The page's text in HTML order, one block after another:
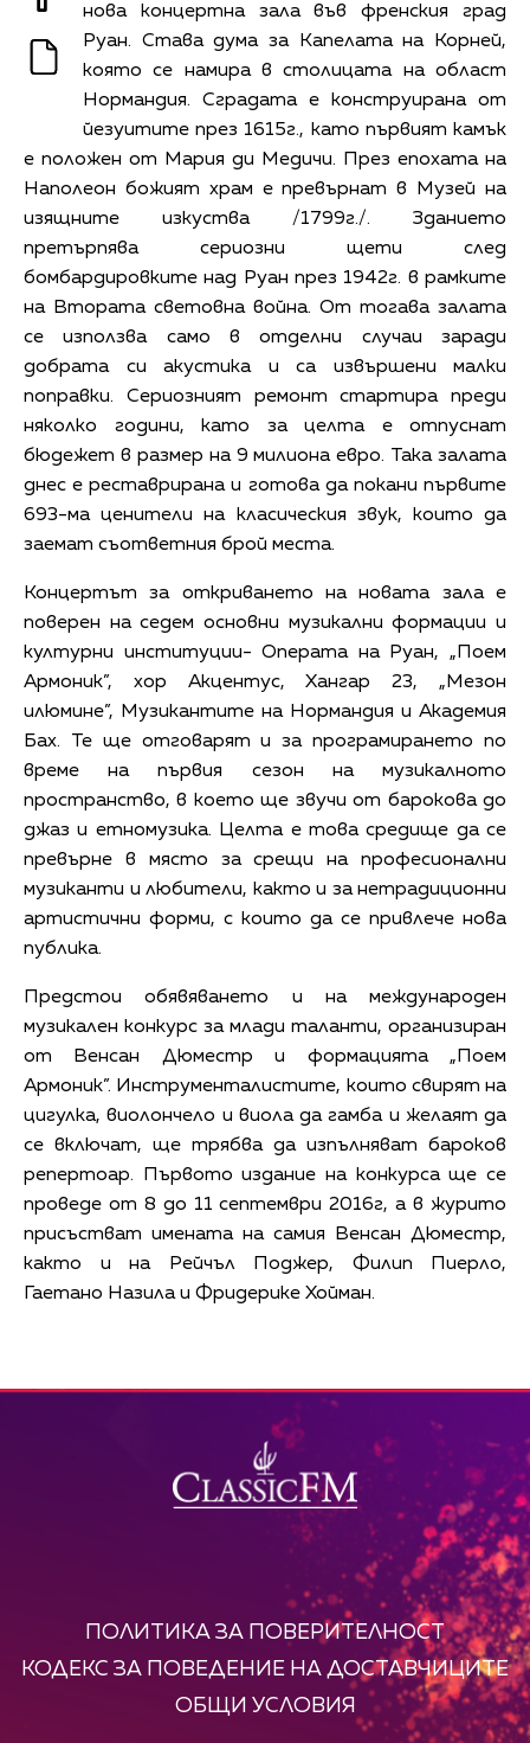
нова концертна зала във френския град
Руан. Става дума за Капелата на Корней,
която се намира в столицата на област
Нормандия. Сградата е конструирана от
йезуитите през 1615г., като първият камък
е положен от Мария ди Медичи. През епохата на
Наполеон божият храм е превърнат в Музей на
изящните изкуства /1799г./. Зданието
претърпява сериозни щети след
бомбардировките над Руан през 1942г. в рамките
на Втората световна война. От тогава залата
се използва само в отделни случаи заради
добрата си акустика и са извършени малки
поправки. Сериозният ремонт стартира преди
няколко години, като за целта е отпуснат
бюдежет в размер на 9 милиона евро. Така залата
днес е реставрирана и готова да покани първите
693-ма ценители на класическия звук, които да
заемат съответния брой места.
Концертът за откриването на новата зала е
поверен на седем основни музикални формации и
културни институции- Операта на Руан, „Поем
Армоник”, хор Акцентус, Хангар 23, „Мезон
илюмине”, Музикантите на Нормандия и Академия
Бах. Те ще отговарят и за програмирането по
време на първия сезон на музикалното
пространство, в което ще звучи от барокова до
джаз и етномузика. Целта е това средище да се
превърне в място за срещи на професионални
музиканти и любители, както и за нетрадиционни
артистични форми, с които да се привлече нова
публика.
Предстои обявяването и на международен
музикален конкурс за млади таланти, организиран
от Вeнсан Дюместр и формацията „Поем
Армоник”. Инструменталистите, които свирят на
цигулка, виолончело и виола да гамба и желаят да
се включат, ще трябва да изпълняват бароков
репертоар. Първото издание на конкурса ще се
проведе от 8 до 11 септември 2016г, а в журито
присъстват имената на самия Венсан Дюместр,
както и на Рейчъл Поджер, Филип Пиерло,
Гаетано Назила и Фридерике Хойман.
ПОЛИТИКА ЗА ПОВЕРИТЕЛНОСТ
КОДЕКС ЗА ПОВЕДЕНИЕ НА ДОСТАВЧИЦИТЕ
ОБЩИ УСЛОВИЯ